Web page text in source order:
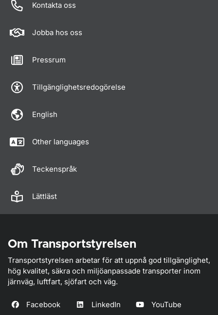
Kontakta oss
Jobba hos oss
Pressrum
Tillgänglighetsredogörelse
English
Other languages
Teckenspråk
Lättläst
Om Transportstyrelsen
Transportstyrelsen arbetar för att uppnå god tillgänglighet,
hög kvalitet, säkra och miljöanpassade transporter inom
järnväg, luftfart, sjöfart och väg.
Facebook LinkedIn YouTube